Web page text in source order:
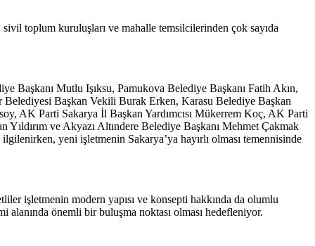
toplum kuruluşları ve mahalle temsilcilerinden çok sayıda
Başkanı Mutlu Işıksu, Pamukova Belediye Başkanı Fatih Akın,
Başkan Vekili Burak Erken, Karasu Belediye Başkan
AK Parti Sakarya İl Başkan Yardımcısı Mükerrem Koç, AK Parti
ve Akyazı Altındere Belediye Başkanı Mehmet Çakmak
yeni işletmenin Sakarya’ya hayırlı olması temennisinde
işletmenin modern yapısı ve konsepti hakkında da olumlu
önemli bir buluşma noktası olması hedefleniyor.